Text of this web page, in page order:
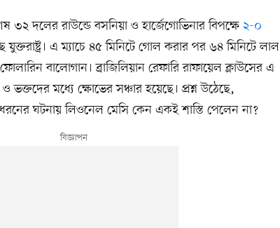
দলের রাউন্ডে বসনিয়া ও হার্জেগোভিনার বিপক্ষে ২-০
যুক্তরাষ্ট্র। এ ম্যাচে ৪৫ মিনিটে গোল করার পর ৬৪ মিনিটে লাল
ফোলারিন বালোগান। ব্রাজিলিয়ান রেফারি রাফায়েল ক্লাউসের এ
ও ভক্তদের মধ্যে ক্ষোভের সঞ্চার হয়েছে। প্রশ্ন উঠেছে,
ঘটনায় লিওনেল মেসি কেন একই শাস্তি পেলেন না?